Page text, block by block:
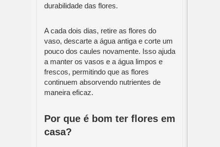
durabilidade das flores.
A cada dois dias, retire as flores do
vaso, descarte a água antiga e corte um
pouco dos caules novamente. Isso ajuda
a manter os vasos e a água limpos e
frescos, permitindo que as flores
continuem absorvendo nutrientes de
maneira eficaz.
Por que é bom ter flores em
casa?